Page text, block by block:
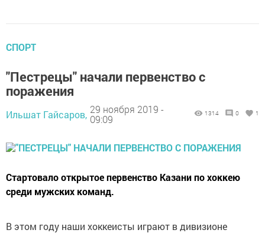
СПОРТ
"Пестрецы" начали первенство с
поражения
Ильшат Гайсаров, 29 ноября 2019 -
09:09
1314 0 1
Стартовало открытое первенство Казани по хоккею
среди мужских команд.
В этом году наши хоккеисты играют в дивизионе